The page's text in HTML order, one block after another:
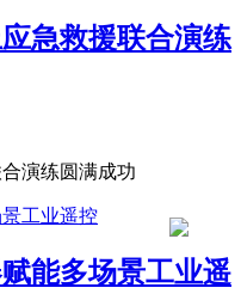
急救援联合演练
演练圆满成功
能多场景工业遥